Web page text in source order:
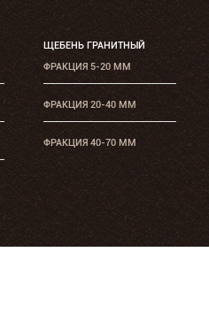
ЩЕБЕНЬ ГРАНИТНЫЙ
ФРАКЦИЯ 5-20 ММ
ФРАКЦИЯ 20-40 ММ
ФРАКЦИЯ 40-70 ММ